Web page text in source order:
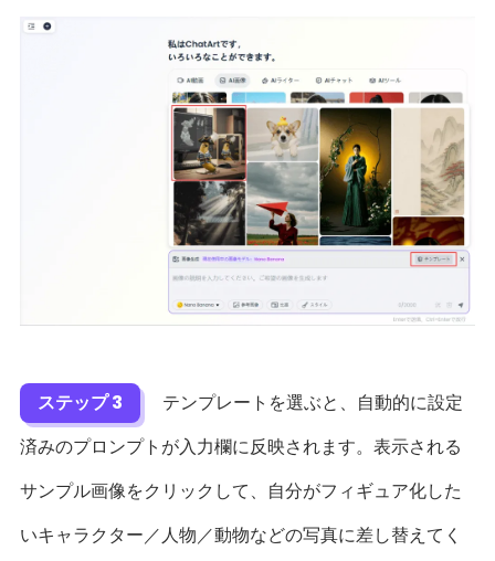
ステップ 3
テンプレートを選ぶと、自動的に設定
済みのプロンプトが入力欄に反映されます。表示される
サンプル画像をクリックして、自分がフィギュア化した
いキャラクター／人物／動物などの写真に差し替えてく